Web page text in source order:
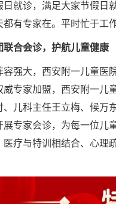
日就诊，满足大家节假日
有专家在。平时忙于工
联合会诊，护航儿童健康
容强大，西安附一儿童医
专家加盟，西安附一儿
儿科主任王立梅、候万
专家会诊，为每一位儿
医疗与特训相结合、心理